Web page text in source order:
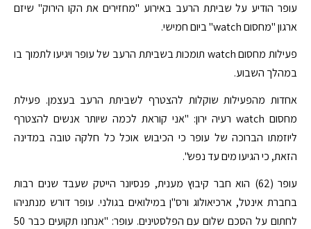
עופר הודיע על שביתת הרעב באירוע "מחזירים את הקו הירוק" שיזם
ארגון "מחסום watch" ביום חמישי.
פעילות מחסום watch תומכות בשביתת הרעב של עופר ויגיעו לתמוך בו
במהלך השבוע.
אחדות מהפעילות שוקלות להצטרף לשביתת הרעב בעצמן. פעילת
מחסום watch רעיה ירון: "אני קוראת לכמה שיותר אנשים להצטרף
ליוזמתו הברוכה של עופר כי הכיבוש אוכל כל חלקה טובה במדינה
הזאת, כי הגיעו מים עד נפש".
עופר (62) הוא חבר קיבוץ מענית, פנסיונר הייטק שעבד שנים רבות
בחברת אינטל, ארכיאולוג ורס"ן במילואים בגולני. עופר דורש מנתניהו
לחתום על הסכם שלום עם הפלסטינים. עופר: "אנחנו תקועים כבר 50